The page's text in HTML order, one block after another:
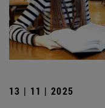
13 | 11 | 2025